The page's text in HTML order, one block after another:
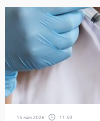
15 мая 2026 11:50